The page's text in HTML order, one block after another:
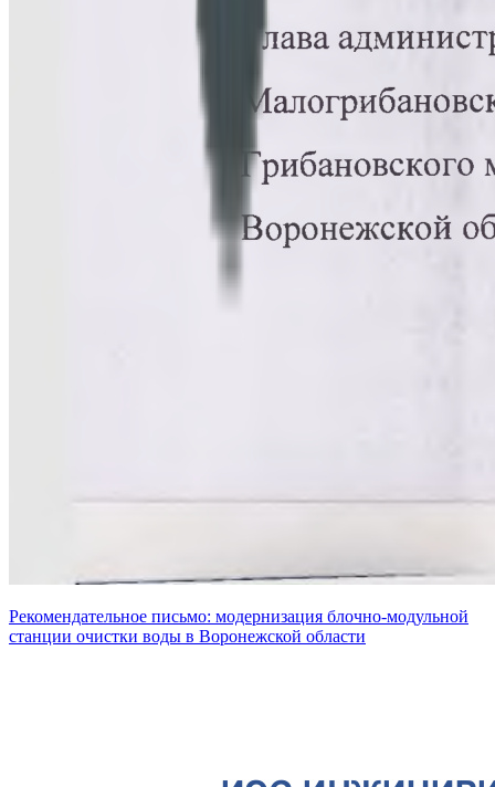
Рекомендательное письмо: модернизация блочно-модульной
станции очистки воды в Воронежской области